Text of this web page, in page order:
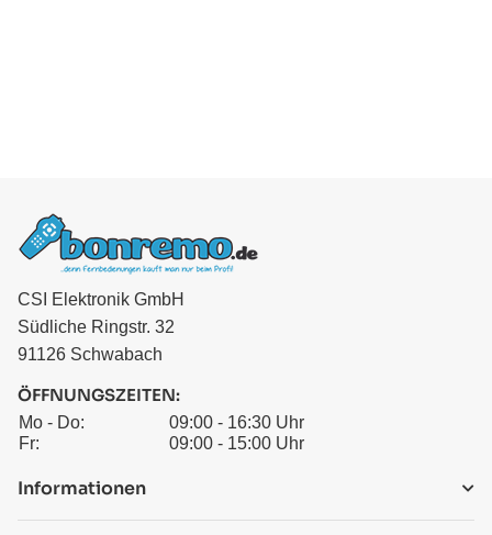
CSI Elektronik GmbH
Südliche Ringstr. 32
91126 Schwabach
ÖFFNUNGSZEITEN:
Mo - Do:
09:00 - 16:30 Uhr
Fr:
09:00 - 15:00 Uhr
Informationen